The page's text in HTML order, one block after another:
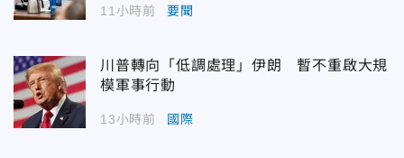
11小時前 要聞
川普轉向「低調處理」伊朗 暫不重啟大規
模軍事行動
13小時前 國際